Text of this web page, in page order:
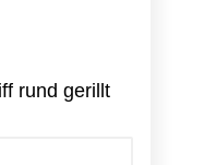
rund gerillt